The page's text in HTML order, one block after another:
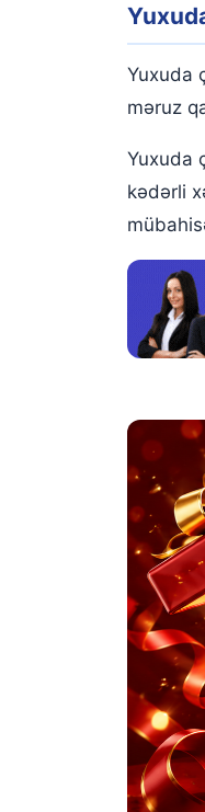
Yuxuda
məruz
Yuxuda
kədərli